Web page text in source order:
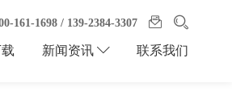
161-1698 / 139-2384-3307
新闻资讯 联系我们